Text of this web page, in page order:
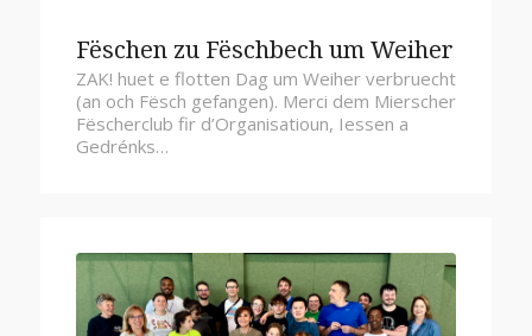
Fëschen zu Fëschbech um Weiher
ZAK! huet e flotten Dag um Weiher verbruecht
(an och Fësch gefangen). Merci dem Mierscher
Fëscherclub fir d’Organisatioun, Iessen a
Gedrénks…